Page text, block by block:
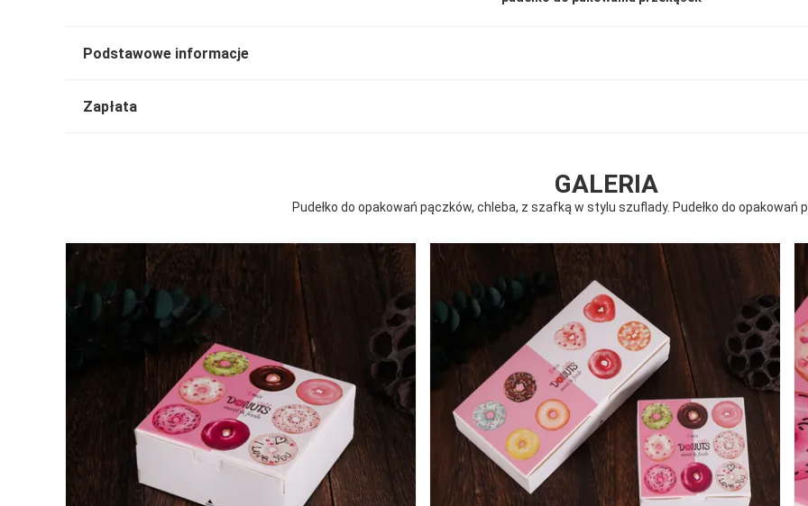
Podstawowe informacje
Zapłata
GALERIA
Pudełko do opakowań pączków, chleba, z szafką w stylu szuflady. Pudełko do opakowań